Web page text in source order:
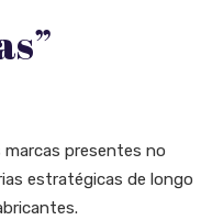
presentes no
estratégicas de longo